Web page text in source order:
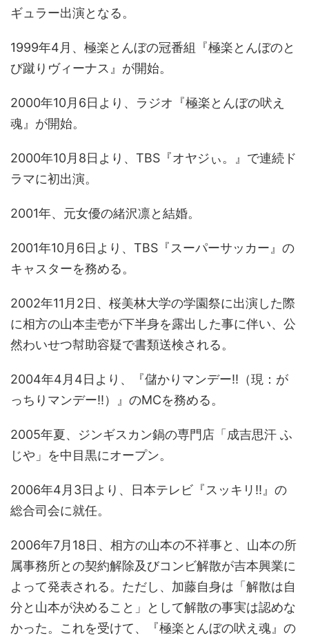
ギュラー出演となる。
1999年4月、極楽とんぼの冠番組『極楽とんぼのと
び蹴りヴィーナス』が開始。
2000年10月6日より、ラジオ『極楽とんぼの吠え
魂』が開始。
2000年10月8日より、TBS『オヤジぃ。』で連続ド
ラマに初出演。
2001年、元女優の緒沢凛と結婚。
2001年10月6日より、TBS『スーパーサッカー』の
キャスターを務める。
2002年11月2日、桜美林大学の学園祭に出演した際
に相方の山本圭壱が下半身を露出した事に伴い、公
然わいせつ幇助容疑で書類送検される。
2004年4月4日より、『儲かりマンデー!!（現：が
っちりマンデー!!）』のMCを務める。
2005年夏、ジンギスカン鍋の専門店「成吉思汗 ふ
じや」を中目黒にオープン。
2006年4月3日より、日本テレビ『スッキリ!!』の
総合司会に就任。
2006年7月18日、相方の山本の不祥事と、山本の所
属事務所との契約解除及びコンビ解散が吉本興業に
よって発表される。ただし、加藤自身は「解散は自
分と山本が決めること」として解散の事実は認めな
かった。これを受けて、『極楽とんぼの吠え魂』の